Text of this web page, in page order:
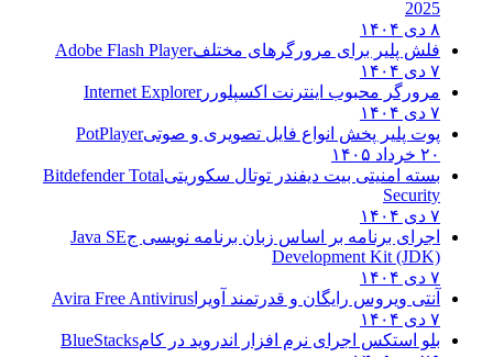
2025
۸ دی ۱۴۰۴
فلش پلیر برای مرورگرهای مختلفAdobe Flash Player
۷ دی ۱۴۰۴
مرورگر محبوب اینترنت اکسپلوررInternet Explorer
۷ دی ۱۴۰۴
پوت پلیر پخش انواع فایل تصویری و صوتیPotPlayer
۲۰ خرداد ۱۴۰۵
بسته امنیتی بیت دیفندر توتال سکوریتیBitdefender Total
Security
۷ دی ۱۴۰۴
اجرای برنامه بر اساس زبان برنامه نویسی جJava SE
Development Kit (JDK)
۷ دی ۱۴۰۴
آنتی ویروس رایگان و قدرتمند آویرا Avira Free Antivirus
۷ دی ۱۴۰۴
بلو استکس اجرای نرم افزار اندروید در کامBlueStacks